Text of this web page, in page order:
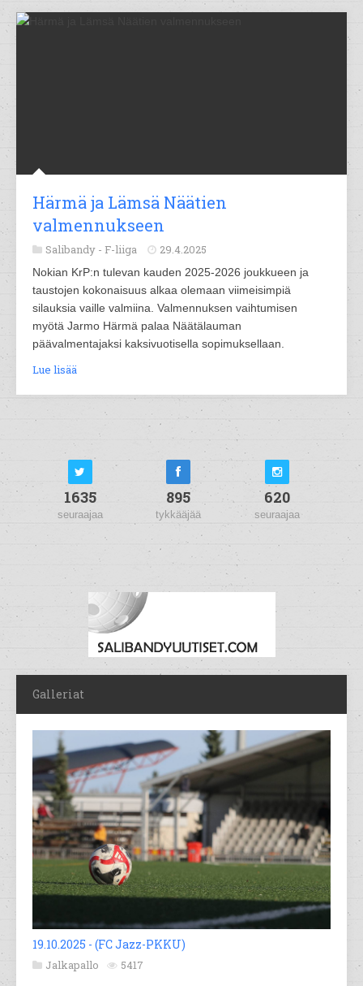
Härmä ja Lämsä Näätien
valmennukseen
Salibandy - F-liiga 29.4.2025
Nokian KrP:n tulevan kauden 2025-2026 joukkueen ja
taustojen kokonaisuus alkaa olemaan viimeisimpiä
silauksia vaille valmiina. Valmennuksen vaihtumisen
myötä Jarmo Härmä palaa Näätälauman
päävalmentajaksi kaksivuotisella sopimuksellaan.
Lue lisää
1635
seuraajaa
895
tykkääjää
620
seuraajaa
Galleriat
19.10.2025 - (FC Jazz-PKKU)
Jalkapallo 5417